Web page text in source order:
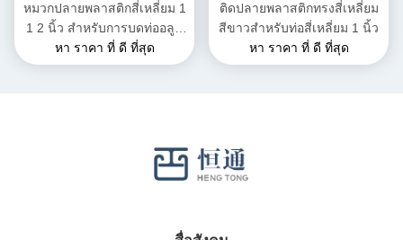
หมวกปลายพลาสติกสี่เหลี่ยม 1
1 2 นิ้ว สําหรับการบดท่ออลูมิ
เนียม
หา ราคา ที่ ดี ที่สุด
ติดปลายพลาสติกทรงสี่เหลี่ยม
สีขาวสําหรับท่อสี่เหลี่ยม 1 นิ้ว
หา ราคา ที่ ดี ที่สุด